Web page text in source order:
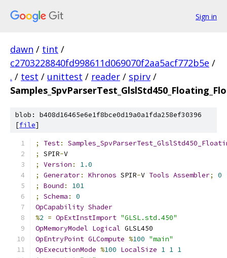
Sign in
dawn / tint /
c2703228840fd998611d069070f2aa5acf772b5e /
. / test / unittest / reader / spirv /
blob: b408d16465e6e1f8bce0d19a0a1fda258ef30396
[file]
; Test:
;
SPIR-V
;
Version :
1.0
;
Generator: Khronos SPIR-V Tools Assembler;
0
;
Bound :
101
;
Schema :
0
OpCapability Shader
%2 = OpExtInstImport "GLSL.std.450"
OpMemoryModel Logical GLSL450
OpEntryPoint GLCompute %100 "main"
OpExecutionMode %100 LocalSize 1 1 1